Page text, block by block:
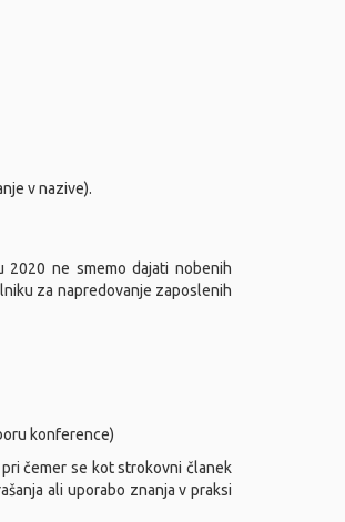
v nazive).
2020 ne smemo dajati nobenih
za napredovanje zaposlenih
konference)
čemer se kot strokovni članek
ali uporabo znanja v praksi